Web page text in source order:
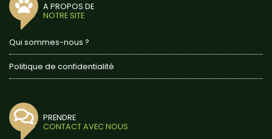
A PROPOS DE
NOTRE SITE
Qui sommes-nous ?
Politique de confidentialité
PRENDRE
CONTACT AVEC NOUS